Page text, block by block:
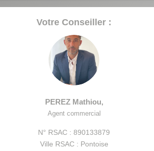
Votre Conseiller :
PEREZ Mathiou,
Agent commercial
N° RSAC : 890133879
Ville RSAC : Pontoise